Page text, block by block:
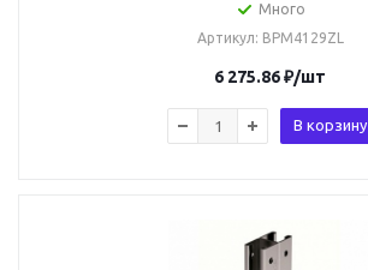
Много
Артикул: BPM4129ZL
6 275.86₽/шт
В корзину